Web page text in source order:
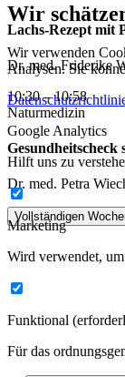
Lachs-Rezept mit
Dr. med. Friderike
10:30 – 10:58
Naturmedizin
Dr. med. Petra
Vollständigen
Wir
Wir verwenden
Analysen. Sie
Google Analytics
Hilft uns zu
Marketing
Wird verwendet,
Funktional
Für das